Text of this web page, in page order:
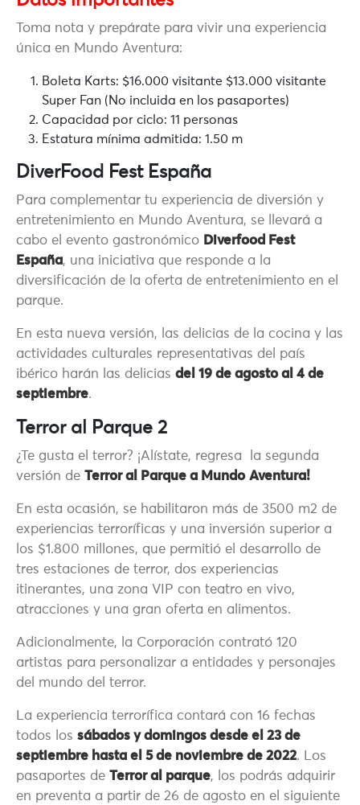
Toma nota y prepárate para vivir una experiencia
única en Mundo Aventura:
Boleta Karts: $16.000 visitante $13.000 visitante
Super Fan (No incluida en los pasaportes)
Capacidad por ciclo: 11 personas
Estatura mínima admitida: 1.50 m
DiverFood Fest España
Para complementar tu experiencia de diversión y
entretenimiento en Mundo Aventura, se llevará a
cabo el evento gastronómico Diverfood Fest
España, una iniciativa que responde a la
diversificación de la oferta de entretenimiento en el
parque.
En esta nueva versión, las delicias de la cocina y las
actividades culturales representativas del país
ibérico harán las delicias del 19 de agosto al 4 de
septiembre.
Terror al Parque 2
¿Te gusta el terror? ¡Alístate, regresa la segunda
versión de Terror al Parque a Mundo Aventura!
En esta ocasión, se habilitaron más de 3500 m2 de
experiencias terroríficas y una inversión superior a
los $1.800 millones, que permitió el desarrollo de
tres estaciones de terror, dos experiencias
itinerantes, una zona VIP con teatro en vivo,
atracciones y una gran oferta en alimentos.
Adicionalmente, la Corporación contrató 120
artistas para personalizar a entidades y personajes
del mundo del terror.
La experiencia terrorífica contará con 16 fechas
todos los sábados y domingos desde el 23 de
septiembre hasta el 5 de noviembre de 2022. Los
pasaportes de Terror al parque, los podrás adquirir
en preventa a partir de 26 de agosto en el siguiente